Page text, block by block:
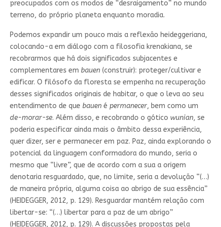
preocupados com os modos de “desraigamento” no mundo
terreno, do próprio planeta enquanto moradia.
Podemos expandir um pouco mais a reflexão heideggeriana,
colocando-a em diálogo com a filosofia krenakiana, se
recobrarmos que há dois significados subjacentes e
complementares em bauen(construir): proteger/cultivar e
edificar. O filósofo da floresta se empenha na recuperação
desses significados originais de habitar, o que o leva ao seu
entendimento de que bauené permanecer, bem como um
de-morar-se. Além disso, e recobrando o gótico wunian, se
poderia especificar ainda mais o âmbito dessa experiência,
quer dizer, ser e permanecer em paz. Paz, ainda explorando o
potencial da linguagem conformadora do mundo, seria o
mesmo que “livre”, que de acordo com a sua a origem
denotaria resguardado, que, no limite, seria a devolução “(…)
de maneira própria, alguma coisa ao abrigo de sua essência”
(HEIDEGGER, 2012, p. 129). Resguardar mantém relação com
libertar-se: “(…) libertar para a paz de um abrigo”
(HEIDEGGER, 2012, p. 129). A discussões propostas pela